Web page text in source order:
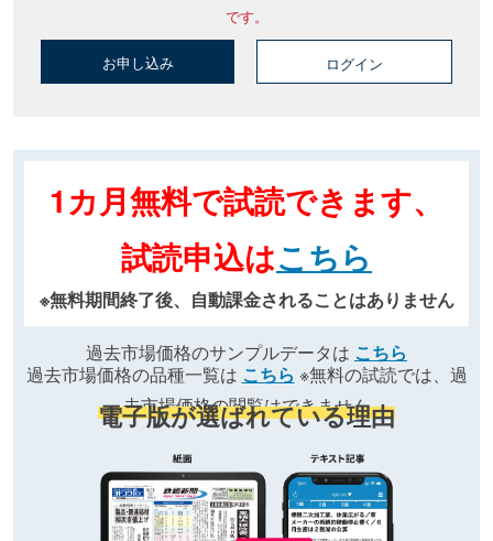
です。
お申し込み ログイン
1カ月無料で試読できます、
試読申込はこちら
※無料期間終了後、自動課金されることはありません
過去市場価格のサンプルデータは こちら
過去市場価格の品種一覧は こちら ※無料の試読では、過
去市場価格の閲覧はできません
電子版が選ばれている理由